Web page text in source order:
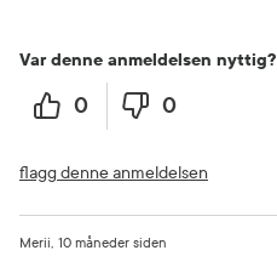
Var denne anmeldelsen nyttig?
0 0
flagg denne anmeldelsen
10 måneder siden
Merii